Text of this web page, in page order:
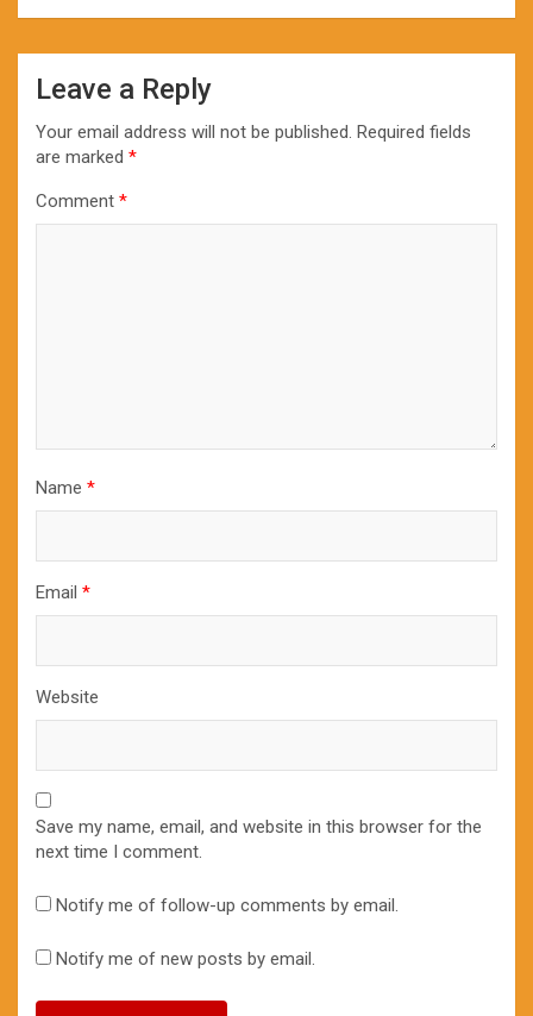
Leave a Reply
Your email address will not be published. Required fields
are marked *
Comment *
Name *
Email *
Website
Save my name, email, and website in this browser for the
next time I comment.
Notify me of follow-up comments by email.
Notify me of new posts by email.